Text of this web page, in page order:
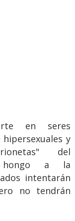
en seres
y
del
hongo a la
intentarán
no tendrán